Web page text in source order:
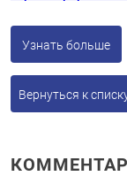
Узнать больше
Вернуться к